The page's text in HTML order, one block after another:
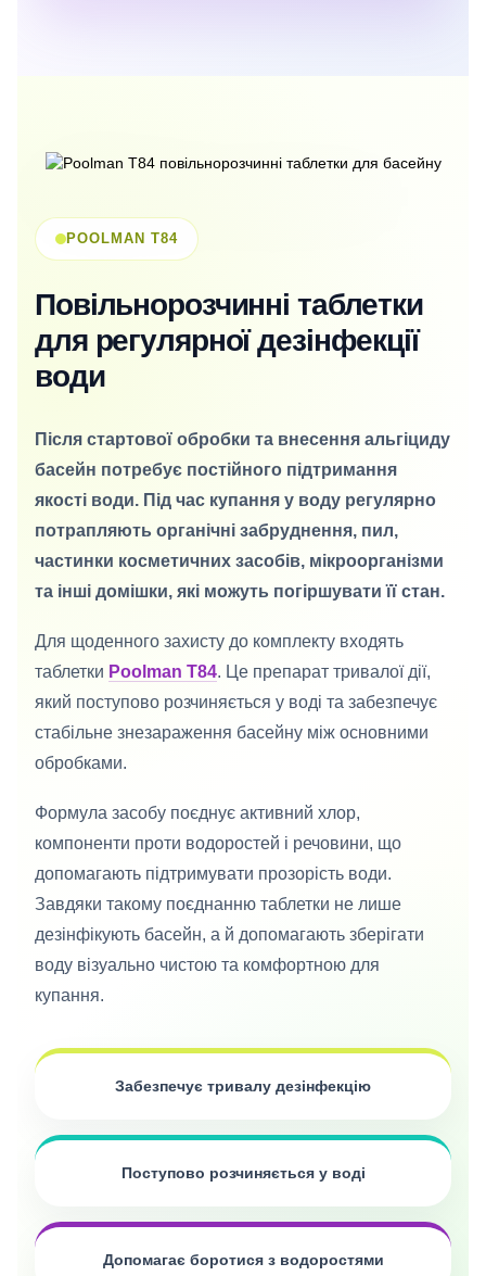
POOLMAN T84
Повільнорозчинні таблетки
для регулярної дезінфекції
води
Після стартової обробки та внесення альгіциду
басейн потребує постійного підтримання
якості води. Під час купання у воду регулярно
потрапляють органічні забруднення, пил,
частинки косметичних засобів, мікроорганізми
та інші домішки, які можуть погіршувати її стан.
Для щоденного захисту до комплекту входять
таблетки Poolman T84. Це препарат тривалої дії,
який поступово розчиняється у воді та забезпечує
стабільне знезараження басейну між основними
обробками.
Формула засобу поєднує активний хлор,
компоненти проти водоростей і речовини, що
допомагають підтримувати прозорість води.
Завдяки такому поєднанню таблетки не лише
дезінфікують басейн, а й допомагають зберігати
воду візуально чистою та комфортною для
купання.
Забезпечує тривалу дезінфекцію
Поступово розчиняється у воді
Допомагає боротися з водоростями